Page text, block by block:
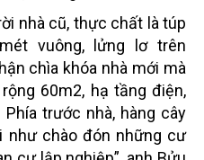
nhà cũ, thực chất là túp
vuông, lửng lơ trên
chìa khóa nhà mới mà
60m2, hạ tầng điện,
trước nhà, hàng cây
như chào đón những cư